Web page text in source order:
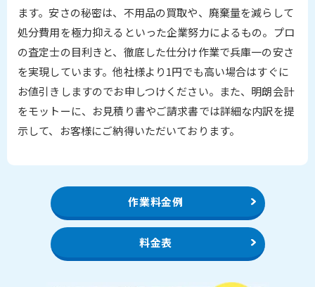
ます。安さの秘密は、不用品の買取や、廃棄量を減らして
処分費用を極力抑えるといった企業努力によるもの。プロ
の査定士の目利きと、徹底した仕分け作業で兵庫一の安さ
を実現しています。他社様より1円でも高い場合はすぐに
お値引きしますのでお申しつけください。また、明朗会計
をモットーに、お見積り書やご請求書では詳細な内訳を提
示して、お客様にご納得いただいております。
作業料金例
料金表